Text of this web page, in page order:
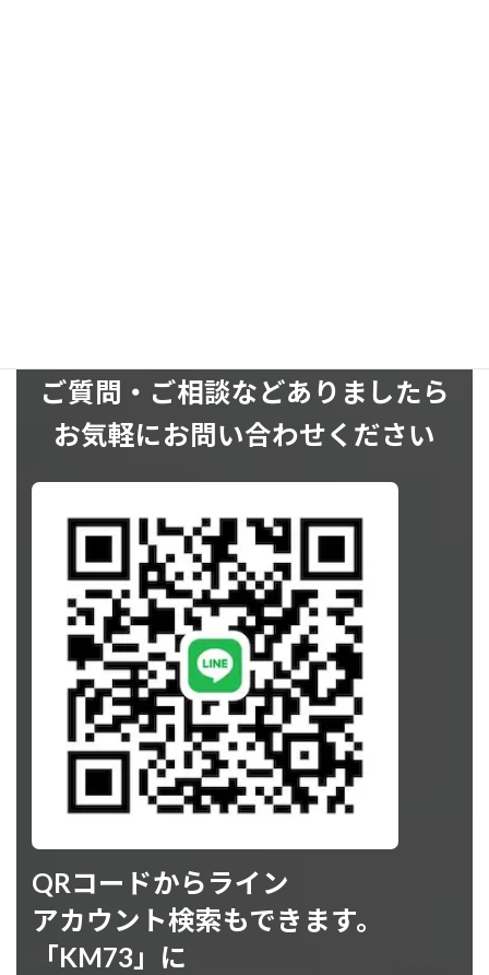
ご質問・ご相談などありましたら
お気軽にお問い合わせください
QRコードからライン
アカウント検索もできます。
「KM73」に